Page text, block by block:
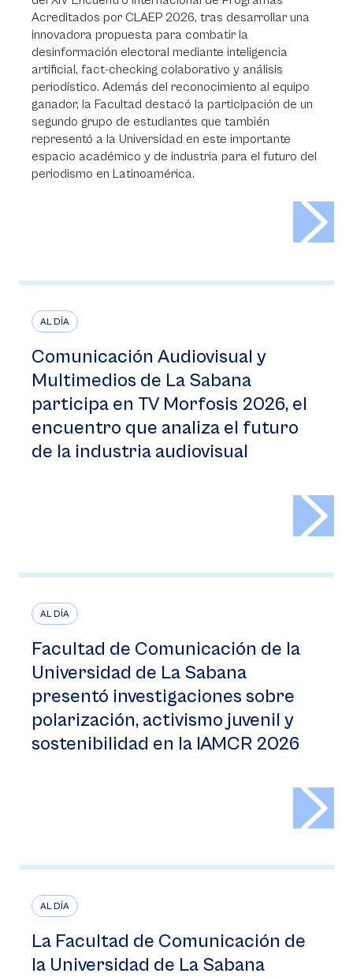
Acreditados por CLAEP 2026, tras desarrollar una
innovadora propuesta para combatir la
desinformación electoral mediante inteligencia
artificial, fact-checking colaborativo y análisis
periodístico. Además del reconocimiento al equipo
ganador, la Facultad destacó la participación de un
segundo grupo de estudiantes que también
representó a la Universidad en este importante
espacio académico y de industria para el futuro del
periodismo en Latinoamérica.
AL DÍA
Comunicación Audiovisual y
Multimedios de La Sabana
participa en TV Morfosis 2026, el
encuentro que analiza el futuro
de la industria audiovisual
AL DÍA
Facultad de Comunicación de la
Universidad de La Sabana
presentó investigaciones sobre
polarización, activismo juvenil y
sostenibilidad en la IAMCR 2026
AL DÍA
La Facultad de Comunicación de
la Universidad de La Sabana